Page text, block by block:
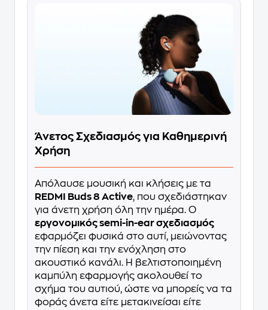
Άνετος Σχεδιασμός για Καθημερινή
Χρήση
Απόλαυσε μουσική και κλήσεις με τα
REDMI Buds 8 Active, που σχεδιάστηκαν
για άνετη χρήση όλη την ημέρα. Ο
εργονομικός semi-in-ear σχεδιασμός
εφαρμόζει φυσικά στο αυτί, μειώνοντας
την πίεση και την ενόχληση στο
ακουστικό κανάλι. Η βελτιστοποιημένη
καμπύλη εφαρμογής ακολουθεί το
σχήμα του αυτιού, ώστε να μπορείς να τα
φοράς άνετα είτε μετακινείσαι είτε